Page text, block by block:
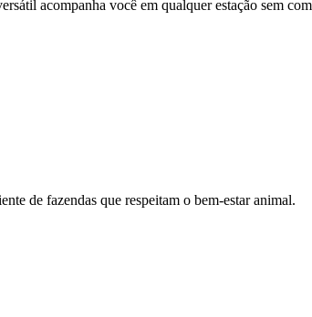
acompanha você em qualquer estação sem
de fazendas que respeitam o bem-estar animal.